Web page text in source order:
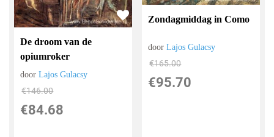
De droom van de
opiumroker
doorLajos Gulacsy
€146.00
€84.68
Zondagmiddag in Como
doorLajos Gulacsy
€165.00
€95.70